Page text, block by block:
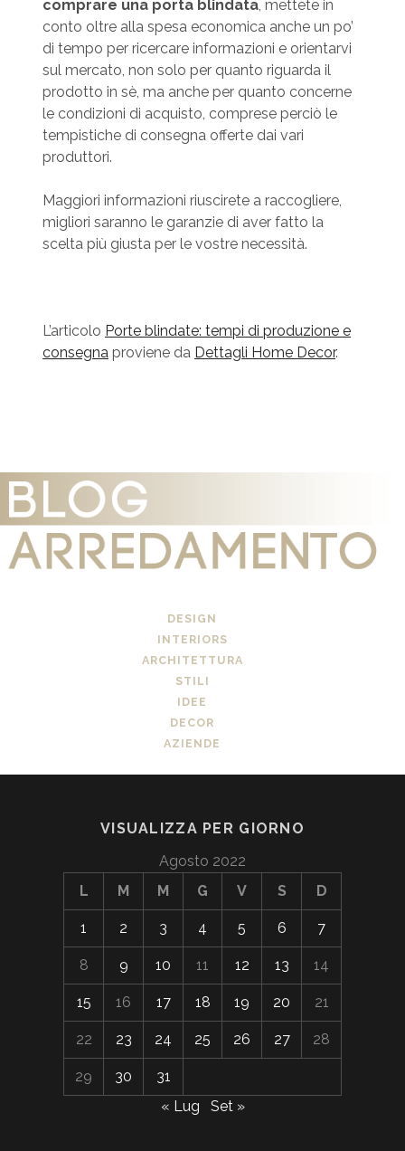
comprare una porta blindata, mettete in
conto oltre alla spesa economica anche un po’
di tempo per ricercare informazioni e orientarvi
sul mercato, non solo per quanto riguarda il
prodotto in sè, ma anche per quanto concerne
le condizioni di acquisto, comprese perciò le
tempistiche di consegna offerte dai vari
produttori.
Maggiori informazioni riuscirete a raccogliere,
migliori saranno le garanzie di aver fatto la
scelta più giusta per le vostre necessità.
L’articolo Porte blindate: tempi di produzione e
consegnaproviene da Dettagli Home Decor.
DESIGN
INTERIORS
ARCHITETTURA
STILI
IDEE
DECOR
AZIENDE
VISUALIZZA PER GIORNO
Agosto 2022
L
M M G V S D
1 2 3 4 5 6 7
8 9 10 11 12 13 14
15 16 17 18 19 20 21
22 23 24 25 26 27 28
29 30
31
« Lug
Set »